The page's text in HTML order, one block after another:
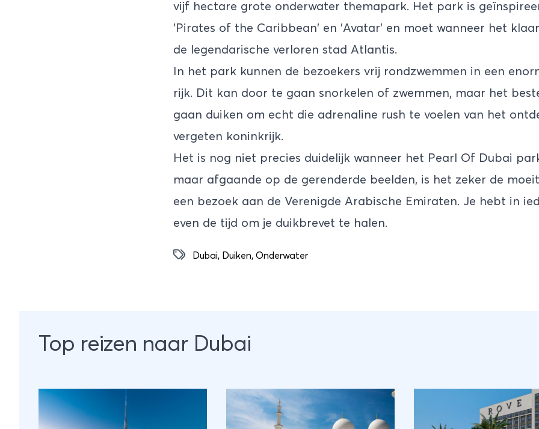
vijf hectare grote onderwater themapark. Het park is
'Pirates of the Caribbean' en 'Avatar' en moet wanneer het
de legendarische verloren stad Atlantis.
In het park kunnen de bezoekers vrij rondzwemmen in een
rijk. Dit kan door te gaan snorkelen of zwemmen, maar het
gaan duiken om echt die adrenaline rush te voelen van het
vergeten koninkrijk.
Het is nog niet precies duidelijk wanneer het Pearl Of Dubai
maar afgaande op de gerenderde beelden, is het zeker de
een bezoek aan de Verenigde Arabische Emiraten. Je hebt in
even de tijd om je duikbrevet te halen.
Dubai, Duiken, Onderwater
Top reizen naar Dubai